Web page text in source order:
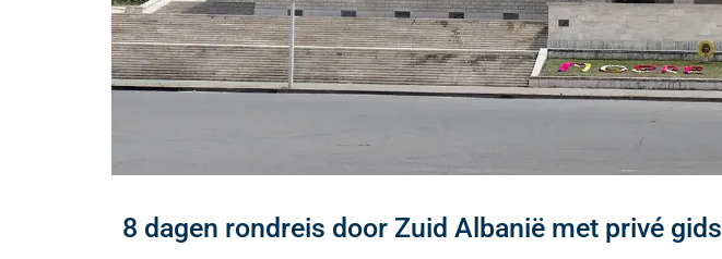
8 dagen rondreis door Zuid Albanië met privé gids